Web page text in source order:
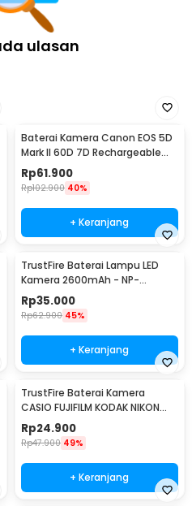
ulasan
Baterai Kamera Canon EOS 5D
Mark II 60D 7D Rechargeable
2650mAh - LP-E6/E6N (Replika
1:1)
Rp61.900
Rp102.900 40%
+ Keranjang
TrustFire Baterai Lampu LED
Kamera 2600mAh - NP-
F550/NP-F570 (Replika 1:1)
Rp35.000
Rp62.900 45%
+ Keranjang
TrustFire Baterai Kamera
CASIO FUJIFILM KODAK NIKON
OLYMPUS 1200mAh - Li-42B
(Replika 1:1)
Rp24.900
Rp47.900 49%
+ Keranjang